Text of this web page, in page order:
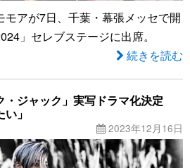
アが7日、千葉・幕張メッセで開
」セレブステージに出席。
続きを読む
ジャック」実写ドラマ化決定
」
2023年12月16日